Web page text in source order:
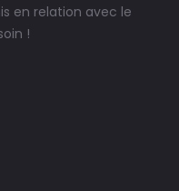
en relation avec le
!